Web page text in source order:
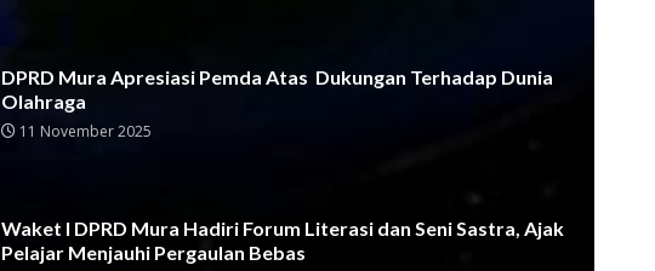
DPRD Mura Apresiasi Pemda Atas Dukungan Terhadap Dunia
Olahraga
11 November 2025
Waket I DPRD Mura Hadiri Forum Literasi dan Seni Sastra, Ajak
Pelajar Menjauhi Pergaulan Bebas